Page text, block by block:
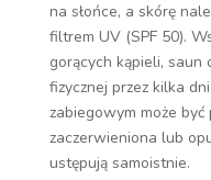
na słońce, a skórę
filtrem UV (SPF 50).
gorących kąpieli,
fizycznej przez kilka
zabiegowym może
zaczerwieniona lub
ustępują samoistnie.